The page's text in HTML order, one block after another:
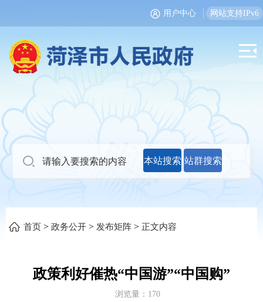
用户中心 网站支持IPv6
本站搜索 站群搜索
首页 > 政务公开 > 发布矩阵 > 正文内容
政策利好催热“中国游”“中国购”
浏览量： 170